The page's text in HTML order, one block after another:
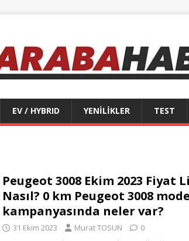
EV / HYBRID YENİLİKLER TEST
Peugeot 3008 Ekim 2023 Fiyat
Nasıl? 0 km Peugeot 3008
kampanyasında neler var?
31 Ekim 2023 Murat TOSUN 0